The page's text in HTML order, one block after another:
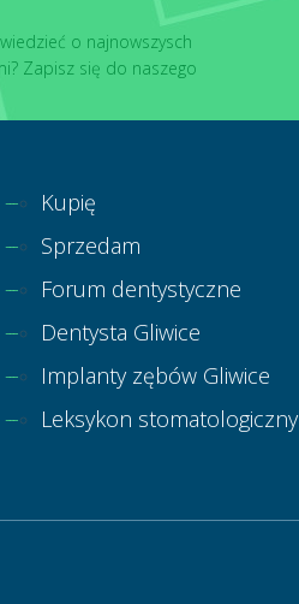
o najnowszysch
Zapisz się do naszego
Kupię
Sprzedam
Forum dentystyczne
Dentysta Gliwice
Implanty zębów Gliwice
Leksykon stomatologiczny